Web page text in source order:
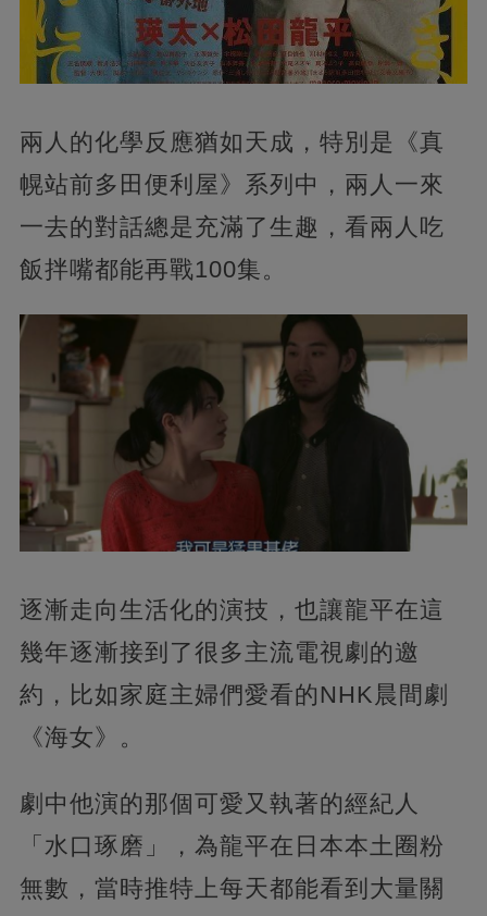
兩人的化學反應猶如天成，特別是《真
幌站前多田便利屋》系列中，兩人一來
一去的對話總是充滿了生趣，看兩人吃
飯拌嘴都能再戰100集。
逐漸走向生活化的演技，也讓龍平在這
幾年逐漸接到了很多主流電視劇的邀
約，比如家庭主婦們愛看的NHK晨間劇
《海女》。
劇中他演的那個可愛又執著的經紀人
「水口琢磨」，為龍平在日本本土圈粉
無數，當時推特上每天都能看到大量關